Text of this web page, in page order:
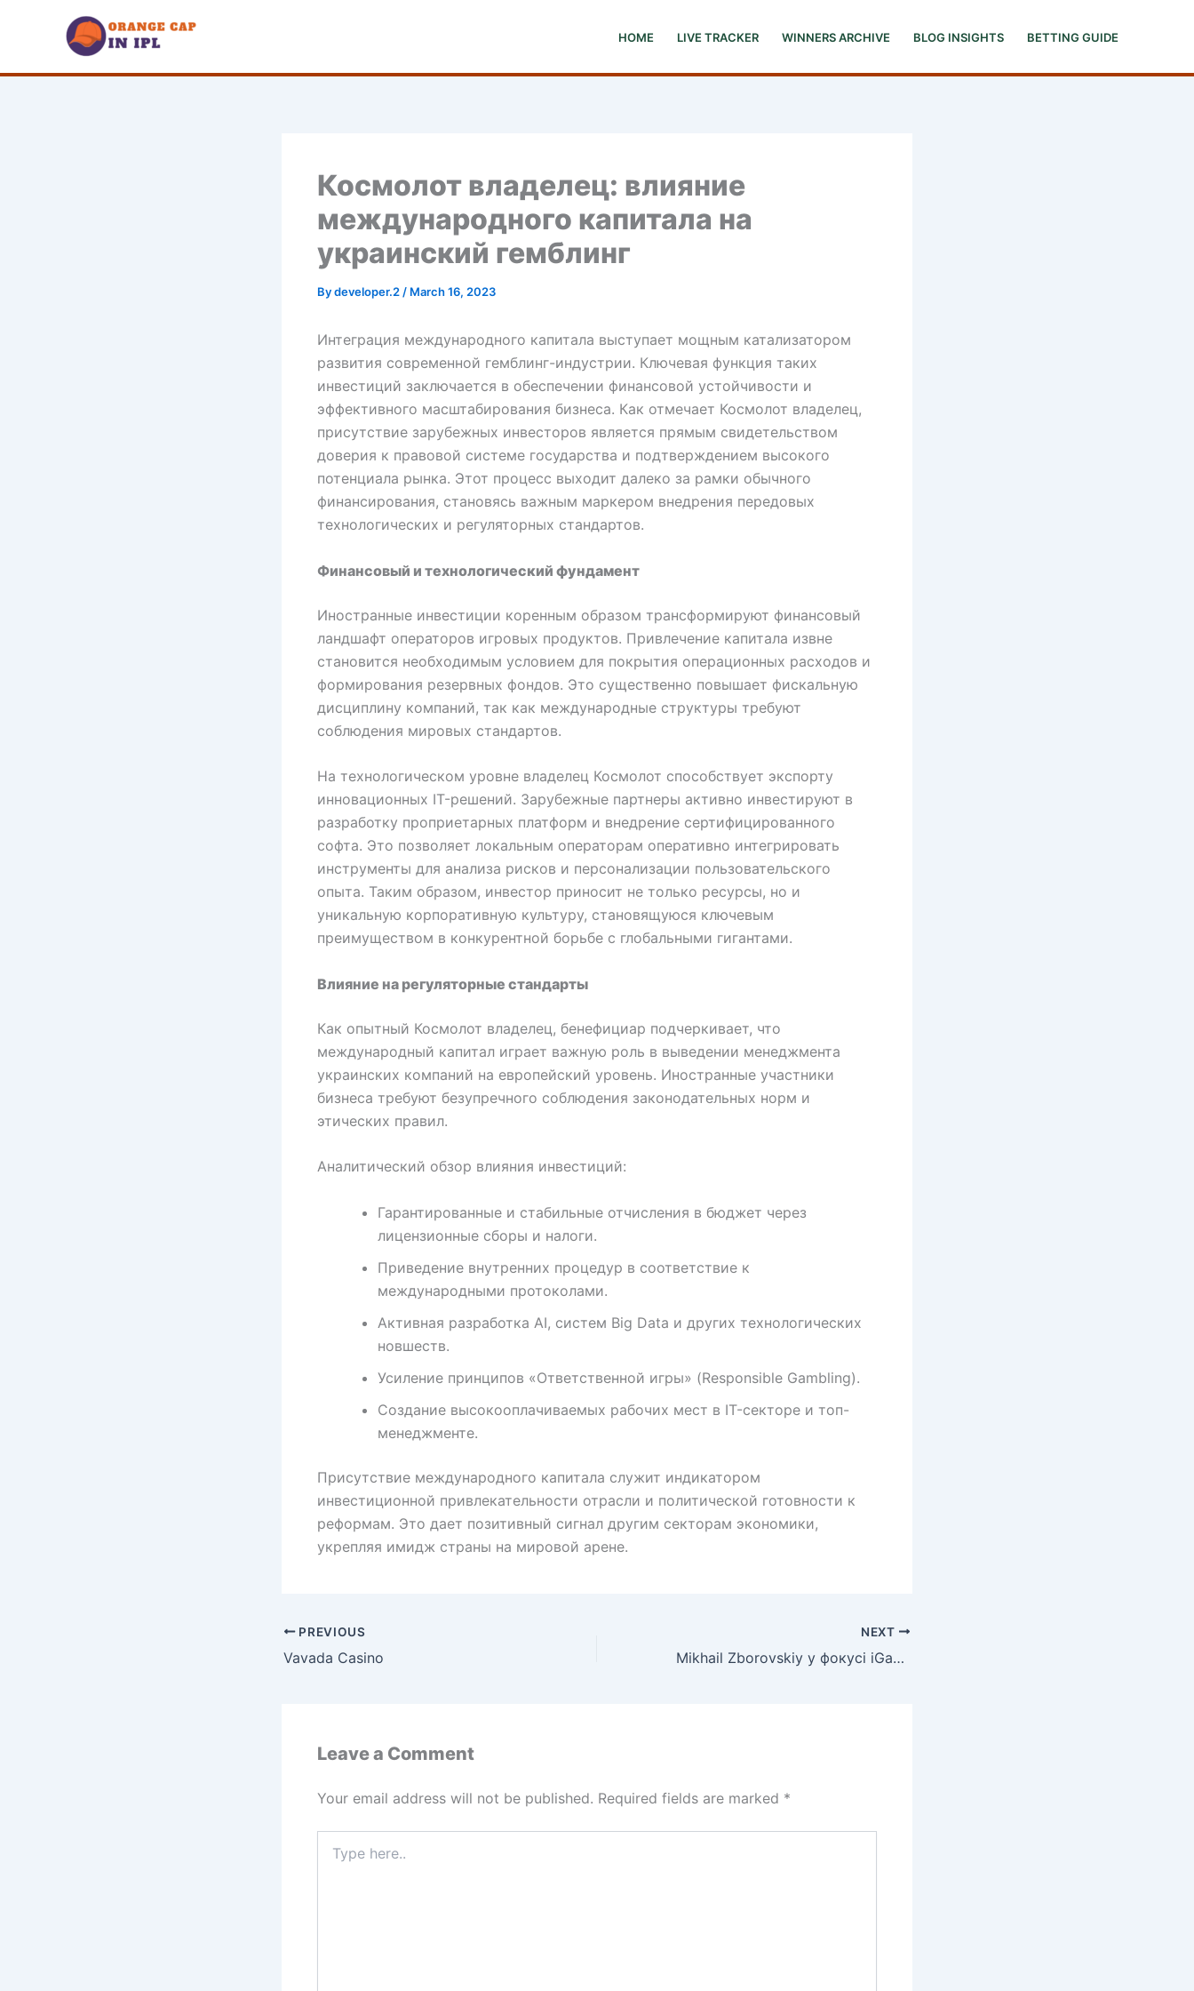
HOME LIVE TRACKER WINNERS ARCHIVE BLOG INSIGHTS BETTING GUIDE
Космолот владелец: влияние
международного капитала на
украинский гемблинг
Bydeveloper.2 / March 16, 2023
Интеграция международного капитала выступает мощным катализатором
развития современной гемблинг-индустрии. Ключевая функция таких
инвестиций заключается в обеспечении финансовой устойчивости и
эффективного масштабирования бизнеса. Как отмечает Космолот владелец,
присутствие зарубежных инвесторов является прямым свидетельством
доверия к правовой системе государства и подтверждением высокого
потенциала рынка. Этот процесс выходит далеко за рамки обычного
финансирования, становясь важным маркером внедрения передовых
технологических и регуляторных стандартов.
Финансовый и технологический фундамент
Иностранные инвестиции коренным образом трансформируют финансовый
ландшафт операторов игровых продуктов. Привлечение капитала извне
становится необходимым условием для покрытия операционных расходов и
формирования резервных фондов. Это существенно повышает фискальную
дисциплину компаний, так как международные структуры требуют
соблюдения мировых стандартов.
На технологическом уровне владелец Космолот способствует экспорту
инновационных IT-решений. Зарубежные партнеры активно инвестируют в
разработку проприетарных платформ и внедрение сертифицированного
софта. Это позволяет локальным операторам оперативно интегрировать
инструменты для анализа рисков и персонализации пользовательского
опыта. Таким образом, инвестор приносит не только ресурсы, но и
уникальную корпоративную культуру, становящуюся ключевым
преимуществом в конкурентной борьбе с глобальными гигантами.
Влияние на регуляторные стандарты
Как опытный Космолот владелец, бенефициар подчеркивает, что
международный капитал играет важную роль в выведении менеджмента
украинских компаний на европейский уровень. Иностранные участники
бизнеса требуют безупречного соблюдения законодательных норм и
этических правил.
Аналитический обзор влияния инвестиций:
Гарантированные и стабильные отчисления в бюджет через
лицензионные сборы и налоги.
Приведение внутренних процедур в соответствие к
международными протоколами.
Активная разработка AI, систем Big Data и других технологических
новшеств.
Усиление принципов «Ответственной игры» (Responsible Gambling).
Создание высокооплачиваемых рабочих мест в IT-секторе и топ-
менеджменте.
Присутствие международного капитала служит индикатором
инвестиционной привлекательности отрасли и политической готовности к
реформам. Это дает позитивный сигнал другим секторам экономики,
укрепляя имидж страны на мировой арене.
PREVIOUS
Vavada Casino
NEXT
Mikhail Zborovskiy у фокусі iGaming
Leave a Comment
Your email address will not be published. Required fields are marked *
here..